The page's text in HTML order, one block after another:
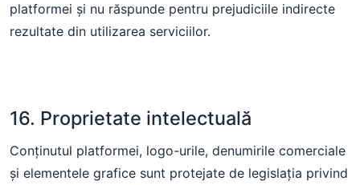
platformei și nu răspunde pentru prejudiciile indirecte
rezultate din utilizarea serviciilor.
16. Proprietate intelectuală
Conținutul platformei, logo-urile, denumirile comerciale
și elementele grafice sunt protejate de legislația privind